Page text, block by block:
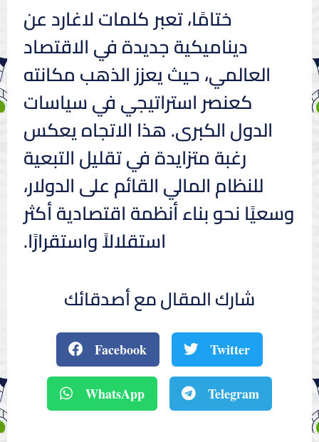
ختامًا، تعبر كلمات لاغارد عن
ديناميكية جديدة في الاقتصاد
العالمي، حيث يعزز الذهب مكانته
كعنصر استراتيجي في سياسات
الدول الكبرى. هذا الاتجاه يعكس
رغبة متزايدة في تقليل التبعية
للنظام المالي القائم على الدولار،
وسعيًا نحو بناء أنظمة اقتصادية أكثر
استقلالاً واستقرارًا.
شارك المقال مع أصدقائك
Facebook Twitter
WhatsApp Telegram